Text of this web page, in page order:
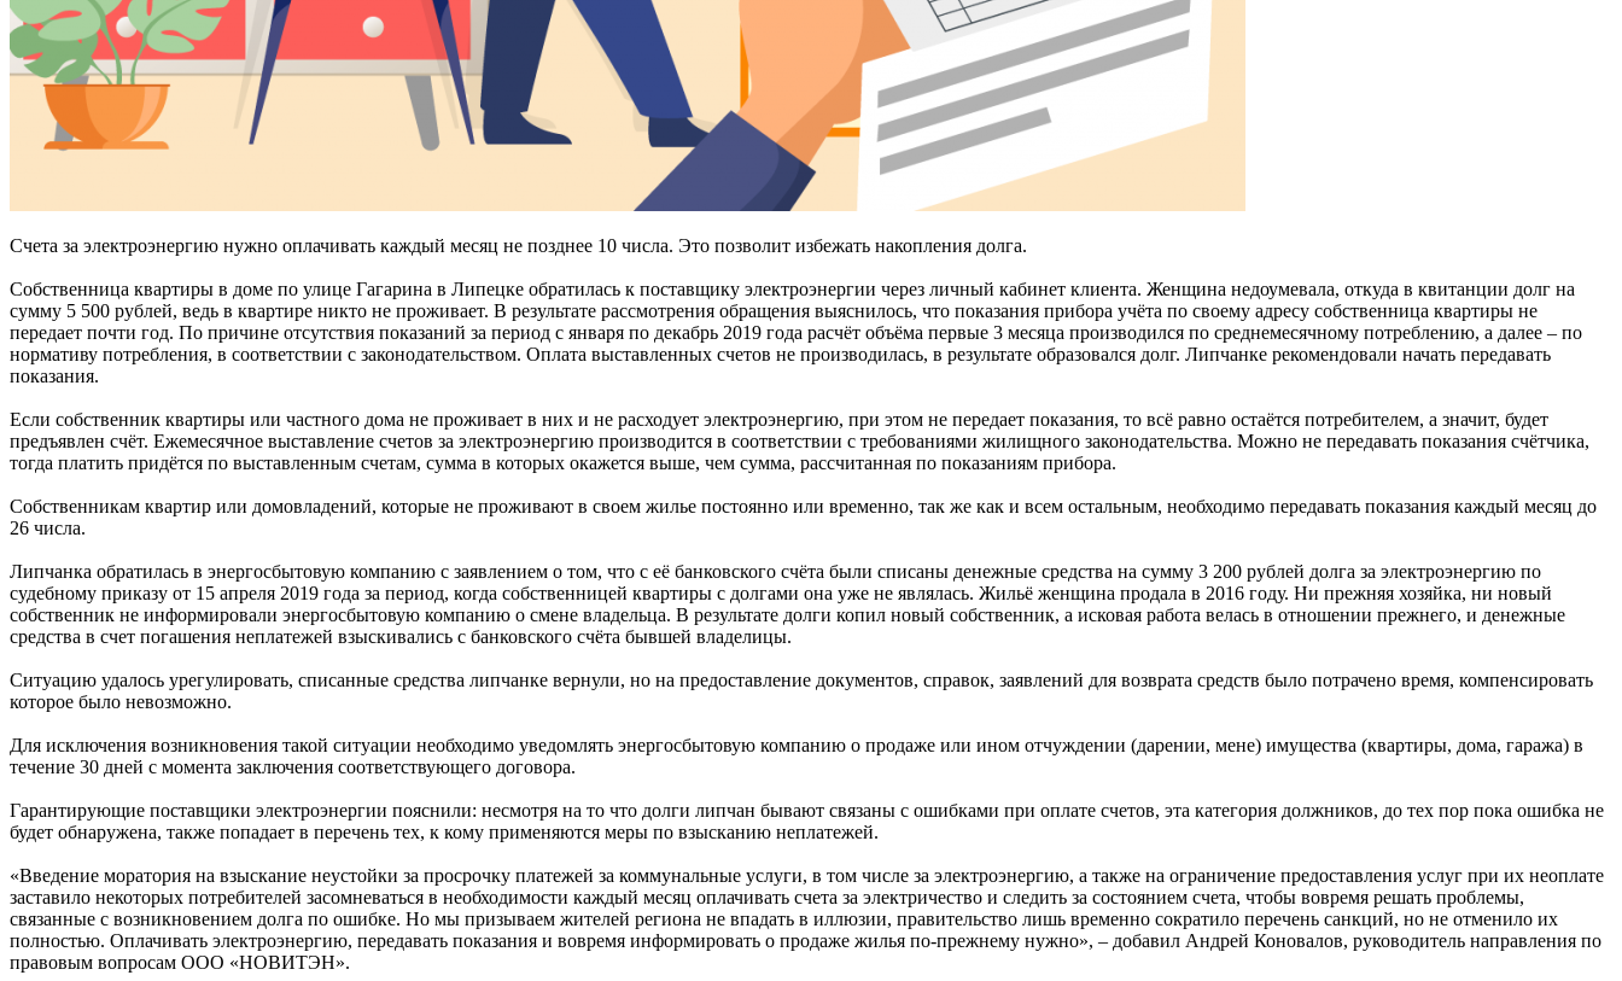
Счета за электроэнергию нужно оплачивать каждый месяц не позднее 10 числа. Это позволит избежать накопления долга.
Собственница квартиры в доме по улице Гагарина в Липецке обратилась к поставщику электроэнергии через личный кабинет клиента. Женщина недоумевала, откуда в квитанции долг на
сумму 5 500 рублей, ведь в квартире никто не проживает. В результате рассмотрения обращения выяснилось, что показания прибора учёта по своему адресу собственница квартиры не
передает почти год. По причине отсутствия показаний за период с января по декабрь 2019 года расчёт объёма первые 3 месяца производился по среднемесячному потреблению, а далее – по
нормативу потребления, в соответствии с законодательством. Оплата выставленных счетов не производилась, в результате образовался долг. Липчанке рекомендовали начать передавать
показания.
Если собственник квартиры или частного дома не проживает в них и не расходует электроэнергию, при этом не передает показания, то всё равно остаётся потребителем, а значит, будет
предъявлен счёт. Ежемесячное выставление счетов за электроэнергию производится в соответствии с требованиями жилищного законодательства. Можно не передавать показания счётчика,
тогда платить придётся по выставленным счетам, сумма в которых окажется выше, чем сумма, рассчитанная по показаниям прибора.
Собственникам квартир или домовладений, которые не проживают в своем жилье постоянно или временно, так же как и всем остальным, необходимо передавать показания каждый месяц до
26 числа.
Липчанка обратилась в энергосбытовую компанию с заявлением о том, что с её банковского счёта были списаны денежные средства на сумму 3 200 рублей долга за электроэнергию по
судебному приказу от 15 апреля 2019 года за период, когда собственницей квартиры с долгами она уже не являлась. Жильё женщина продала в 2016 году. Ни прежняя хозяйка, ни новый
собственник не информировали энергосбытовую компанию о смене владельца. В результате долги копил новый собственник, а исковая работа велась в отношении прежнего, и денежные
средства в счет погашения неплатежей взыскивались с банковского счёта бывшей владелицы.
Ситуацию удалось урегулировать, списанные средства липчанке вернули, но на предоставление документов, справок, заявлений для возврата средств было потрачено время, компенсировать
которое было невозможно.
Для исключения возникновения такой ситуации необходимо уведомлять энергосбытовую компанию о продаже или ином отчуждении (дарении, мене) имущества (квартиры, дома, гаража) в
течение 30 дней с момента заключения соответствующего договора.
Гарантирующие поставщики электроэнергии пояснили: несмотря на то что долги липчан бывают связаны с ошибками при оплате счетов, эта категория должников, до тех пор пока ошибка не
будет обнаружена, также попадает в перечень тех, к кому применяются меры по взысканию неплатежей.
«Введение моратория на взыскание неустойки за просрочку платежей за коммунальные услуги, в том числе за электроэнергию, а также на ограничение предоставления услуг при их неоплате
заставило некоторых потребителей засомневаться в необходимости каждый месяц оплачивать счета за электричество и следить за состоянием счета, чтобы вовремя решать проблемы,
связанные с возникновением долга по ошибке. Но мы призываем жителей региона не впадать в иллюзии, правительство лишь временно сократило перечень санкций, но не отменило их
полностью. Оплачивать электроэнергию, передавать показания и вовремя информировать о продаже жилья по-прежнему нужно», – добавил Андрей Коновалов, руководитель направления по
правовым вопросам ООО «НОВИТЭН».